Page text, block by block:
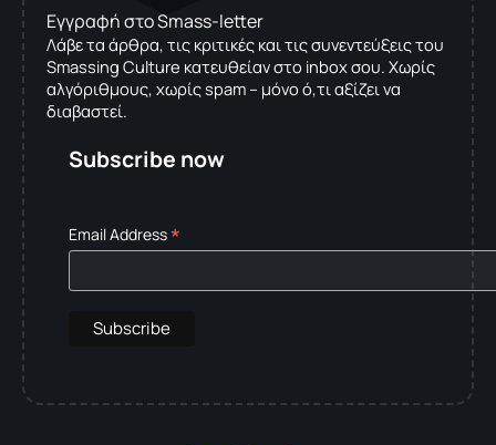
Εγγραφή στο Smass-letter
Λάβε τα άρθρα, τις κριτικές και τις συνεντεύξεις του
Smassing Culture κατευθείαν στο inbox σου. Χωρίς
αλγόριθμους, χωρίς spam – μόνο ό,τι αξίζει να
διαβαστεί.
Subscribe now
Email Address*